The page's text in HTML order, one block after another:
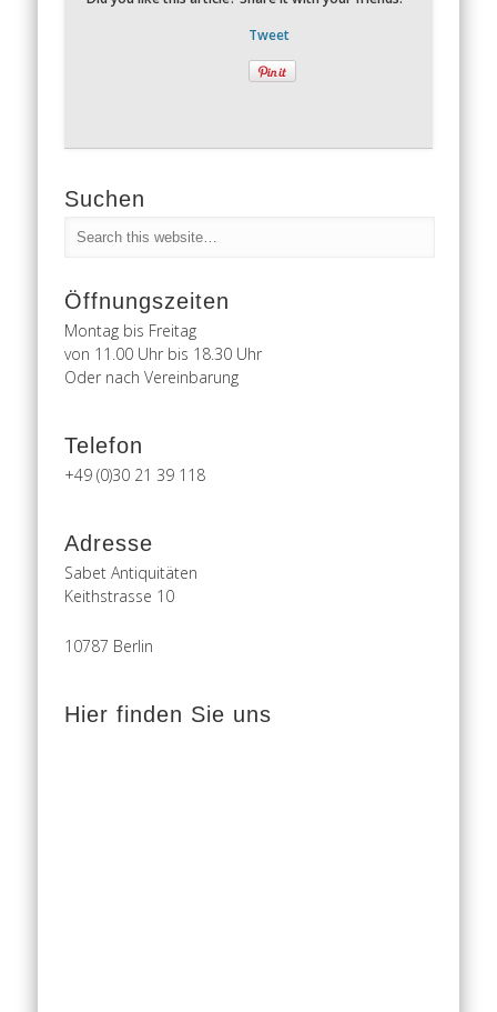
Tweet
Suchen
Öffnungszeiten
Montag bis Freitag
von 11.00 Uhr bis 18.30 Uhr
Oder nach Vereinbarung
Telefon
+49 (0)30 21 39 118
Adresse
Sabet Antiquitäten
Keithstrasse 10
10787 Berlin
Hier finden Sie uns